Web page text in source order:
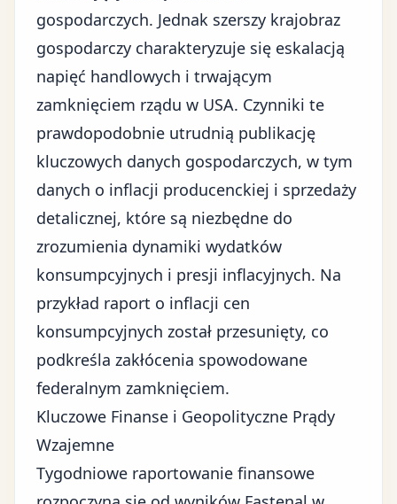
gospodarczych. Jednak szerszy krajobraz
gospodarczy charakteryzuje się eskalacją
napięć handlowych i trwającym
zamknięciem rządu w USA. Czynniki te
prawdopodobnie utrudnią publikację
kluczowych danych gospodarczych, w tym
danych o inflacji producenckiej i sprzedaży
detalicznej, które są niezbędne do
zrozumienia dynamiki wydatków
konsumpcyjnych i presji inflacyjnych. Na
przykład raport o inflacji cen
konsumpcyjnych został przesunięty, co
podkreśla zakłócenia spowodowane
federalnym zamknięciem.
Kluczowe Finanse i Geopolityczne Prądy
Wzajemne
Tygodniowe raportowanie finansowe